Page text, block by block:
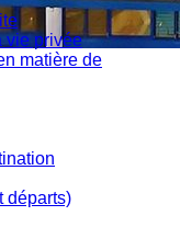
vie privée
matière de
départs)